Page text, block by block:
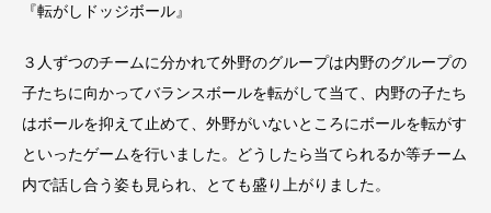
『転がしドッジボール』
３人ずつのチームに分かれて外野のグループは内野のグループの
子たちに向かってバランスボールを転がして当て、内野の子たち
はボールを抑えて止めて、外野がいないところにボールを転がす
といったゲームを行いました。どうしたら当てられるか等チーム
内で話し合う姿も見られ、とても盛り上がりました。